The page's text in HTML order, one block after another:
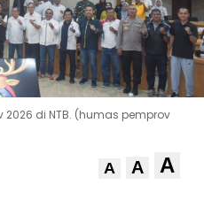
di NTB. (humas pemprov
A A A